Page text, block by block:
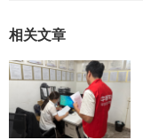
相关文章